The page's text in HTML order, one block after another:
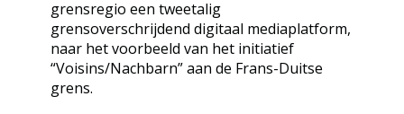
grensregio een tweetalig
grensoverschrijdend digitaal mediaplatform,
naar het voorbeeld van het initiatief
“Voisins/Nachbarn” aan de Frans-Duitse
grens.